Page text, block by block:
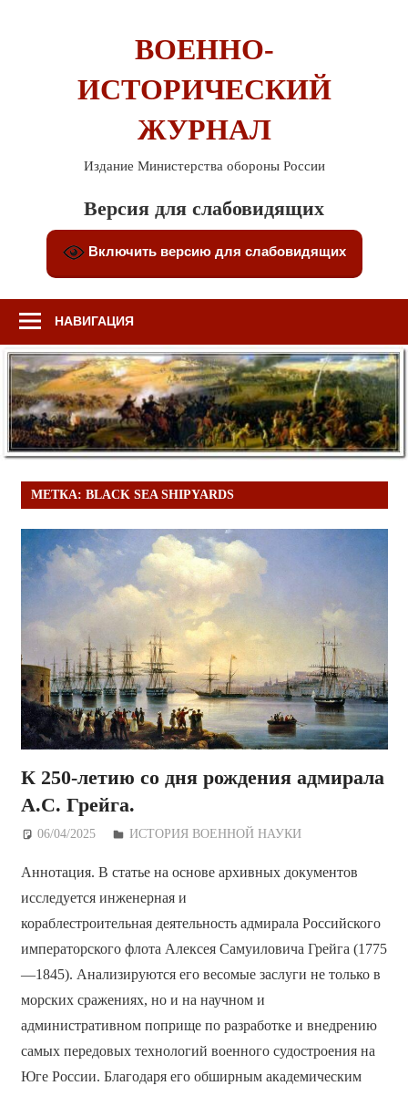
ВОЕННО-
ИСТОРИЧЕСКИЙ
ЖУРНАЛ
Издание Министерства обороны России
Версия для слабовидящих
Включить версию для слабовидящих
НАВИГАЦИЯ
МЕТКА: BLACK SEA SHIPYARDS
К 250-летию со дня рождения адмирала
А.С. Грейга.
06/04/2025 Дежурный по Редакции
ИСТОРИЯ ВОЕННОЙ НАУКИ
Аннотация. В статье на основе архивных документов
исследуется инженерная и
кораблестроительная деятельность адмирала Российского
императорского флота Алексея Самуиловича Грейга (1775
—1845). Анализируются его весомые заслуги не только в
морских сражениях, но и на научном и
административном поприще по разработке и внедрению
самых передовых технологий военного судостроения на
Юге России. Благодаря его обширным академическим